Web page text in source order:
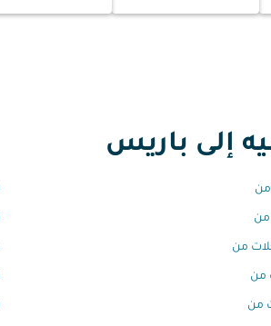
إلى باريس
من
من
من
من
من